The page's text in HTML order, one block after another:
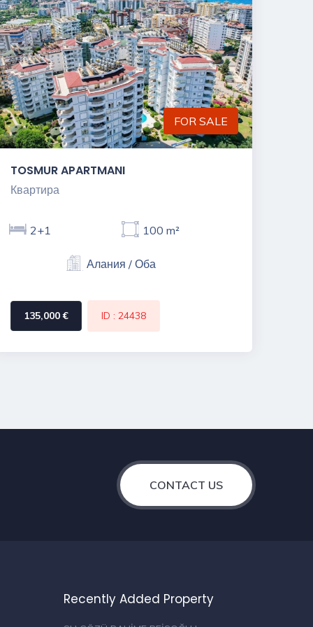
FOR SALE
TOSMUR APARTMANI
Квартира
2+1 100 m²
Алания / Оба
135,000 € ID : 24438
CONTACT US
Recently Added Property